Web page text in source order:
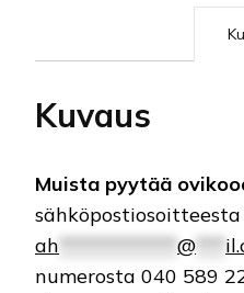
Kuvaus
Muista pyytää
sähköpostiosoitteesta
ah
@
numerosta 040 589